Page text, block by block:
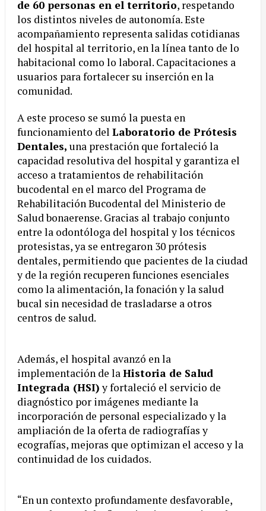
de 60 personas en el territorio, respetando
los distintos niveles de autonomía. Este
acompañamiento representa salidas cotidianas
del hospital al territorio, en la línea tanto de lo
habitacional como lo laboral. Capacitaciones a
usuarios para fortalecer su inserción en la
comunidad.
A este proceso se sumó la puesta en
funcionamiento del Laboratorio de Prótesis
Dentales, una prestación que fortaleció la
capacidad resolutiva del hospital y garantiza el
acceso a tratamientos de rehabilitación
bucodental en el marco del Programa de
Rehabilitación Bucodental del Ministerio de
Salud bonaerense. Gracias al trabajo conjunto
entre la odontóloga del hospital y los técnicos
protesistas, ya se entregaron 30 prótesis
dentales, permitiendo que pacientes de la ciudad
y de la región recuperen funciones esenciales
como la alimentación, la fonación y la salud
bucal sin necesidad de trasladarse a otros
centros de salud.
Además, el hospital avanzó en la
implementación de laHistoria de Salud
Integrada (HSI)y fortaleció el servicio de
diagnóstico por imágenes mediante la
incorporación de personal especializado y la
ampliación de la oferta de radiografías y
ecografías, mejoras que optimizan el acceso y la
continuidad de los cuidados.
“En un contexto profundamente desfavorable,